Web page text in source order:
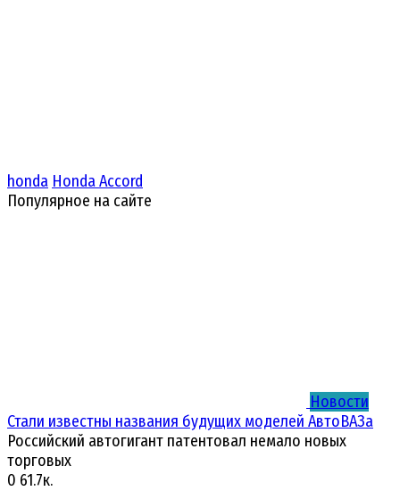
honda Honda Accord
Популярное на сайте
Новости
Стали известны названия будущих моделей АвтоВАЗа
Российский автогигант патентовал немало новых
торговых
0 61.7к.